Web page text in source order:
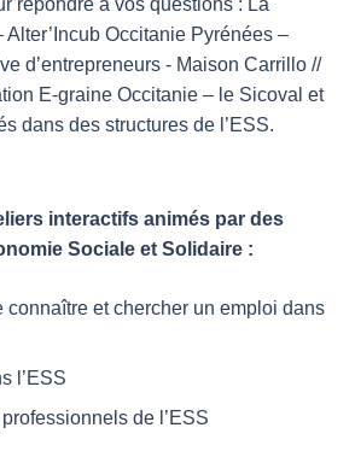
Occitanie Pyrénées –
d’entrepreneurs - Maison Carrillo //
E-graine Occitanie – le Sicoval et
dans des structures de l’ESS.
interactifs animés par des
Sociale et Solidaire :
connaître et chercher un emploi dans
l’ESS
de l’ESS